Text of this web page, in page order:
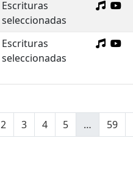
Escrituras
seleccionadas
Escrituras
seleccionadas
2 3 4 5 … 59